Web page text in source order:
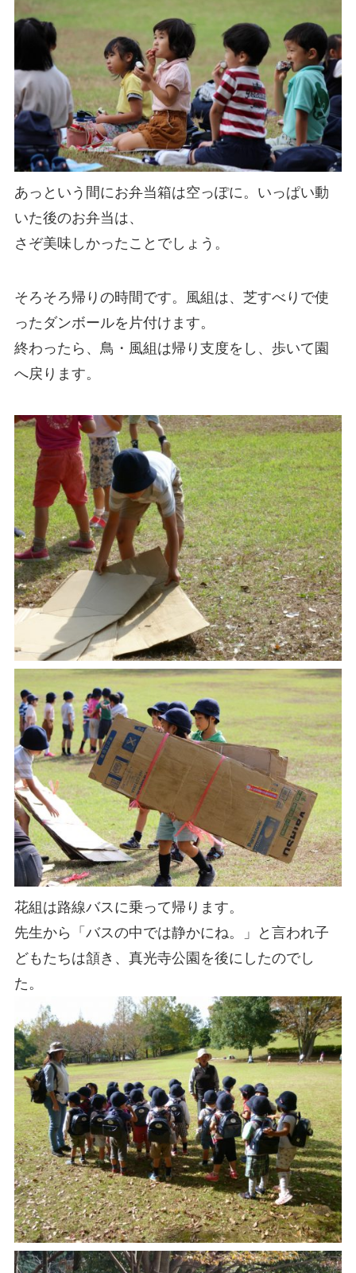
あっという間にお弁当箱は空っぽに。いっぱい動
いた後のお弁当は、
さぞ美味しかったことでしょう。
そろそろ帰りの時間です。風組は、芝すべりで使
ったダンボールを片付けます。
終わったら、鳥・風組は帰り支度をし、歩いて園
へ戻ります。
花組は路線バスに乗って帰ります。
先生から「バスの中では静かにね。」と言われ子
どもたちは頷き、真光寺公園を後にしたのでし
た。